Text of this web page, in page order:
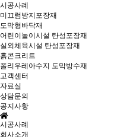
시공사례
미끄럼방지포장재
도막형바닥재
어린이놀이시설 탄성포장재
실외체육시설 탄성포장재
흙콘크리트
폴리우레아수지 도막방수재
고객센터
자료실
상담문의
공지사항
시공사례
회사소개